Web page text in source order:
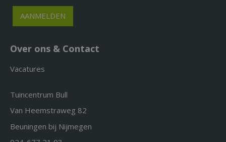
Over ons & Contact
Vacatures
Tuincentrum Bull
Van Heemstraweg 82
Beuningen bij Nijmegen